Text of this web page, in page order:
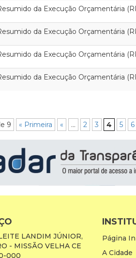
da Execução Orçamentária
da Execução Orçamentária
da Execução Orçamentária
da Execução Orçamentária
9 « Primeira « ... 2 3 4 5 6
LANDIM JÚNIOR,
- MISSÃO VELHA CE
000
Página
A Cidade